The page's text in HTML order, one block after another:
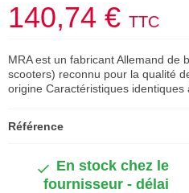
140,74 € TTC
MRA est un fabricant Allemand de
scooters) reconnu pour la qualité
origine Caractéristiques identiques
Référence
En stock chez le
fournisseur - délai